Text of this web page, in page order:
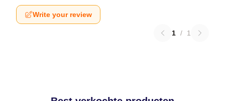
Write your review
1 / 1